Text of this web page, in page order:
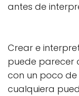
antes de
Crear e
puede parecer
con un poco
cualquiera